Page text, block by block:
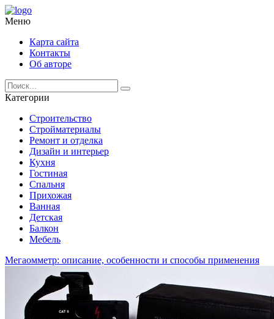
Меню
Карта сайта
Контакты
Об авторе
Категории
Строительство
Стройматериалы
Ремонт и отделка
Дизайн и интерьер
Кухня
Гостиная
Спальня
Прихожая
Ванная
Детская
Балкон
Мебель
Мегаомметр: описание, особенности и способы применения